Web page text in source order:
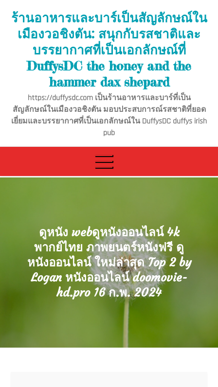
content
ร้านอาหารและบาร์เป็นสัญลักษณ์ใน
เมืองวอชิงตัน: สนุกกับรสชาติและ
บรรยากาศที่เป็นเอกลักษณ์ที่
DuffysDC the honey and the
hammer dax shepard
https://duffysdc.com เป็นร้านอาหารและบาร์ที่เป็น
สัญลักษณ์ในเมืองวอชิงตัน มอบประสบการณ์รสชาติที่ยอด
เยี่ยมและบรรยากาศที่เป็นเอกลักษณ์ใน DuffysDC duffys irish
pub
ดูหนัง webดูหนังออนไลน์ 4k
พากย์ไทย ภาพยนตร์หนังฟรี ดู
หนังออนไลน์ ใหม่ล่าสุด Top 2 by
Logan หนังออนไลน์ doomovie-
hd.pro 16 ก.พ. 2024